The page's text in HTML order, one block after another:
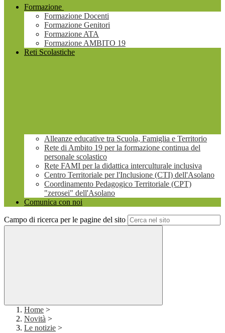
Formazione
Formazione Docenti
Formazione Genitori
Formazione ATA
Formazione AMBITO 19
Reti Scolastiche
Alleanze educative tra Scuola, Famiglia e Territorio
Rete di Ambito 19 per la formazione continua del
personale scolastico
Rete FAMI per la didattica interculturale inclusiva
Centro Territoriale per l'Inclusione (CTI) dell'Asolano
Coordinamento Pedagogico Territoriale (CPT)
"zerosei" dell'Asolano
Comunica con noi
Campo di ricerca per le pagine del sito
Home >
Novità >
Le notizie >